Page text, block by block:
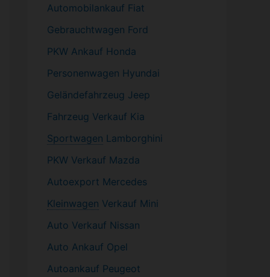
Automobilankauf Fiat
Gebrauchtwagen Ford
PKW Ankauf Honda
Personenwagen Hyundai
Geländefahrzeug Jeep
Fahrzeug Verkauf Kia
Sportwagen Lamborghini
PKW Verkauf Mazda
Autoexport Mercedes
Kleinwagen Verkauf Mini
Auto Verkauf Nissan
Auto Ankauf Opel
Autoankauf Peugeot